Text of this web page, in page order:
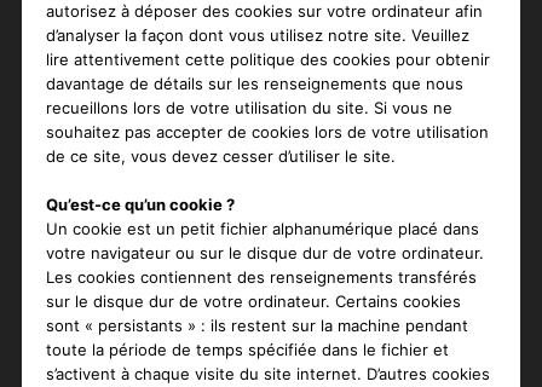
autorisez à déposer des cookies sur votre ordinateur afin
d’analyser la façon dont vous utilisez notre site. Veuillez
lire attentivement cette politique des cookies pour obtenir
davantage de détails sur les renseignements que nous
recueillons lors de votre utilisation du site. Si vous ne
souhaitez pas accepter de cookies lors de votre utilisation
de ce site, vous devez cesser d’utiliser le site.
Qu’est-ce qu’un cookie ?
Un cookie est un petit fichier alphanumérique placé dans
votre navigateur ou sur le disque dur de votre ordinateur.
Les cookies contiennent des renseignements transférés
sur le disque dur de votre ordinateur. Certains cookies
sont « persistants » : ils restent sur la machine pendant
toute la période de temps spécifiée dans le fichier et
s’activent à chaque visite du site internet. D’autres cookies